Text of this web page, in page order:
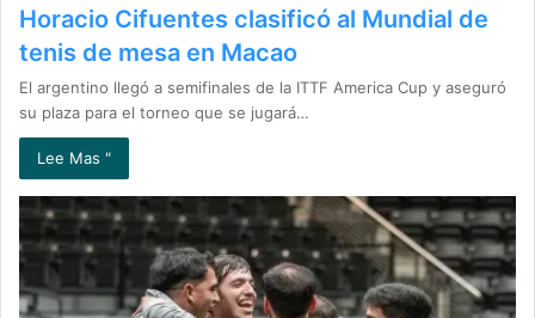
Horacio Cifuentes clasificó al Mundial de
tenis de mesa en Macao
El argentino llegó a semifinales de la ITTF America Cup y aseguró
su plaza para el torneo que se jugará…
Lee Mas "